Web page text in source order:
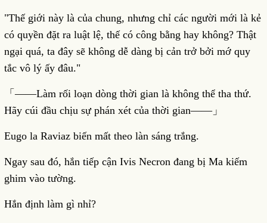
"Thế giới này là của chung, nhưng chỉ các người mới là kẻ
có quyền đặt ra luật lệ, thế có công bằng hay không? Thật
ngại quá, ta đây sẽ không dễ dàng bị cản trở bởi mớ quy
tắc vô lý ấy đâu."
「――Làm rối loạn dòng thời gian là không thể tha thứ.
Hãy cúi đầu chịu sự phán xét của thời gian――」
Eugo la Raviaz biến mất theo làn sáng trắng.
Ngay sau đó, hắn tiếp cận Ivis Necron đang bị Ma kiếm
ghim vào tường.
Hắn định làm gì nhỉ?